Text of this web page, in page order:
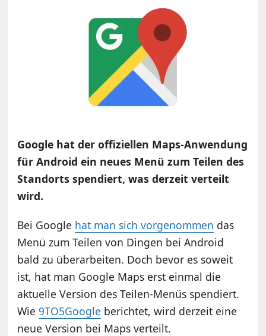
Google hat der offiziellen Maps-Anwendung
für Android ein neues Menü zum Teilen des
Standorts spendiert, was derzeit verteilt
wird.
Bei Google hat man sich vorgenommen das
Menü zum Teilen von Dingen bei Android
bald zu überarbeiten. Doch bevor es soweit
ist, hat man Google Maps erst einmal die
aktuelle Version des Teilen-Menüs spendiert.
Wie 9TO5Google berichtet, wird derzeit eine
neue Version bei Maps verteilt.